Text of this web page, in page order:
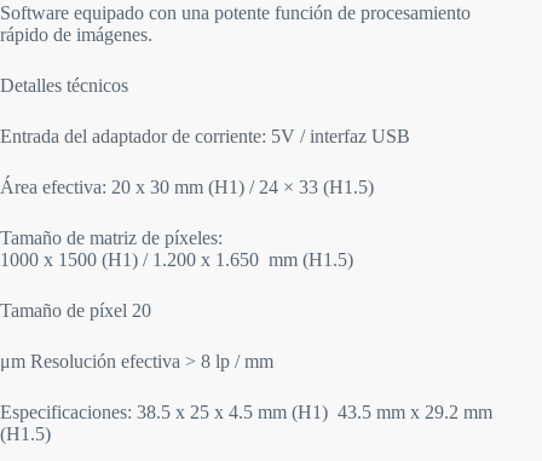
Software equipado con una potente función de procesamiento
rápido de imágenes.
Detalles técnicos
Entrada del adaptador de corriente: 5V / interfaz USB
Área efectiva: 20 x 30 mm (H1) / 24 × 33 (H1.5)
Tamaño de matriz de píxeles:
1000 x 1500 (H1) / 1.200 x 1.650 mm (H1.5)
Tamaño de píxel 20
μm Resolución efectiva > 8 lp / mm
Especificaciones: 38.5 x 25 x 4.5 mm (H1) 43.5 mm x 29.2 mm
(H1.5)